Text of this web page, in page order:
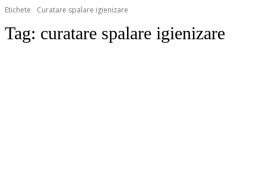
Etichete Curatare spalare igienizare
Tag: curatare spalare igienizare